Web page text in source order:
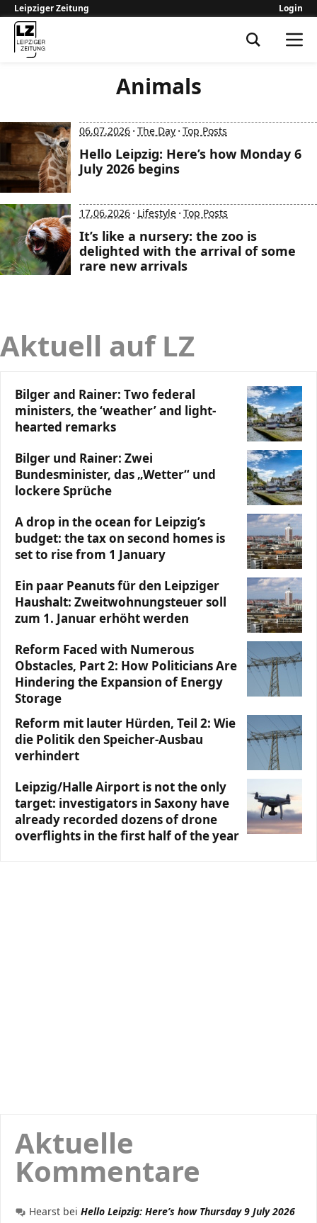
Leipziger Zeitung Login
Animals
06.07.2026 · The Day · Top Posts
Hello Leipzig: Here’s how Monday 6
July 2026 begins
17.06.2026 · Lifestyle · Top Posts
It’s like a nursery: the zoo is
delighted with the arrival of some
rare new arrivals
Aktuell auf LZ
Bilger and Rainer: Two federal
ministers, the ‘weather’ and light-
hearted remarks
Bilger und Rainer: Zwei
Bundesminister, das „Wetter“ und
lockere Sprüche
A drop in the ocean for Leipzig’s
budget: the tax on second homes is
set to rise from 1 January
Ein paar Peanuts für den Leipziger
Haushalt: Zweitwohnungsteuer soll
zum 1. Januar erhöht werden
Reform Faced with Numerous
Obstacles, Part 2: How Politicians Are
Hindering the Expansion of Energy
Storage
Reform mit lauter Hürden, Teil 2: Wie
die Politik den Speicher-Ausbau
verhindert
Leipzig/Halle Airport is not the only
target: investigators in Saxony have
already recorded dozens of drone
overflights in the first half of the year
Aktuelle
Kommentare
Hearst bei Hello Leipzig: Here’s how Thursday 9 July 2026